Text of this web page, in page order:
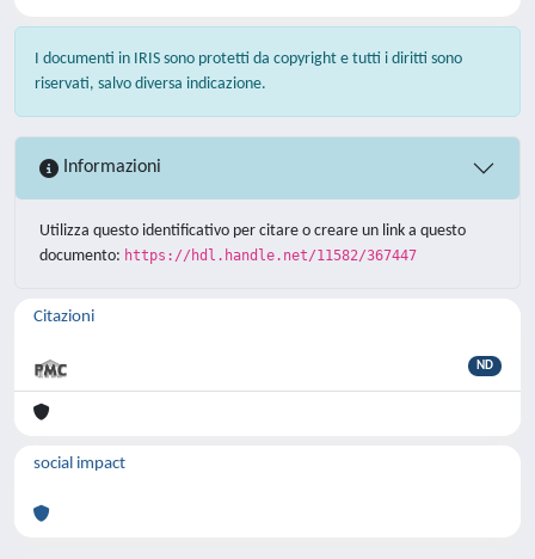
I documenti in IRIS sono protetti da copyright e tutti i diritti sono
riservati, salvo diversa indicazione.
Informazioni
Utilizza questo identificativo per citare o creare un link a questo
documento: https://hdl.handle.net/11582/367447
Citazioni
ND
social impact